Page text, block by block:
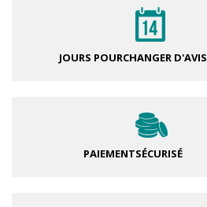
JOURS POURCHANGER D'AVIS
PAIEMENTSÉCURISÉ